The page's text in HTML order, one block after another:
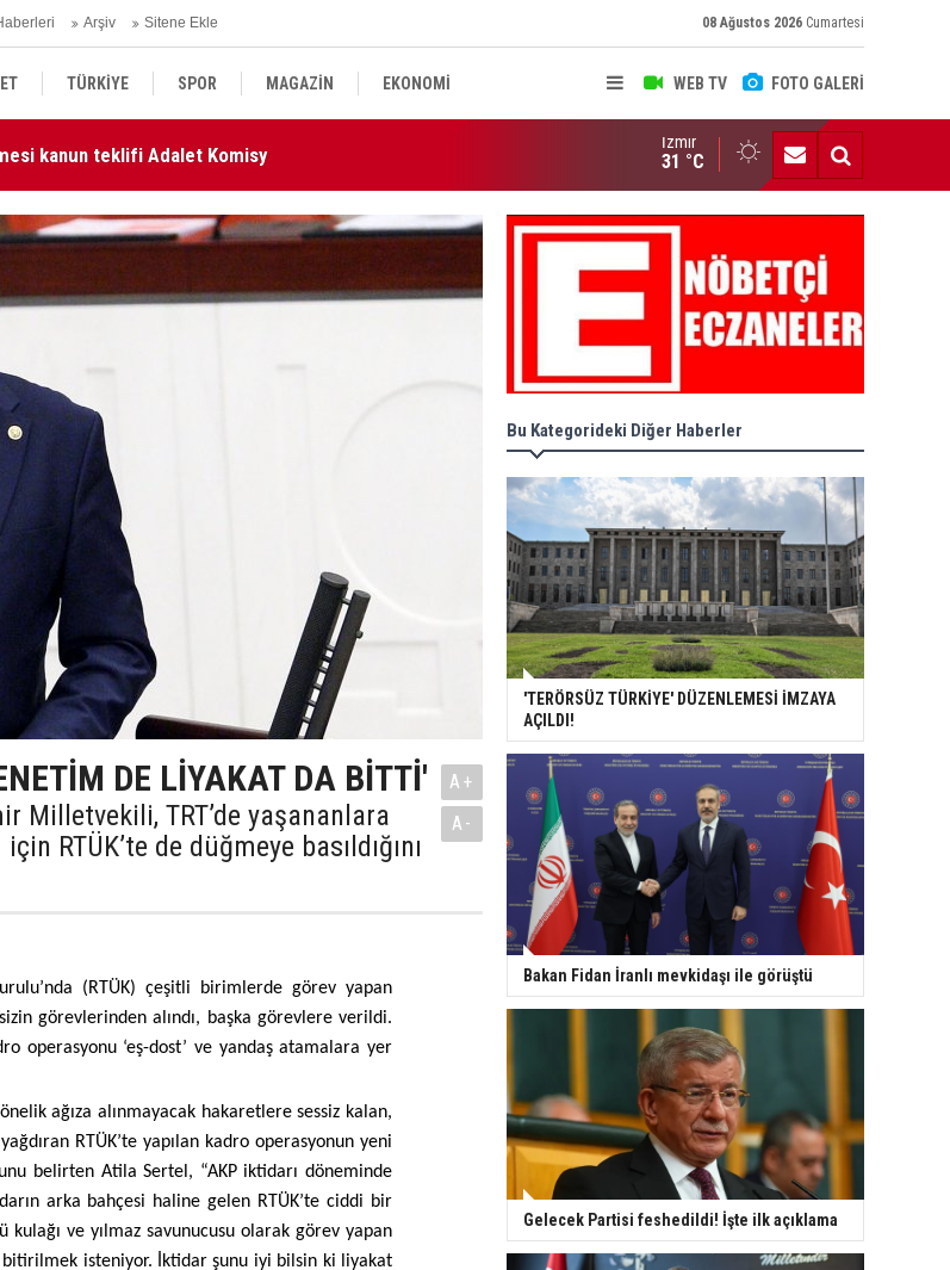
Arşiv Sitene Ekle 08 Ağustos 2026 Cumartesi
WEB TV FOTO GALERİ
TÜRKİYE SPOR MAGAZİN EKONOMİ
DÜNYA SAĞLIK ANAYASA MAHKEMESİ KARARLARI R. GAZETE'DE
İzmir
31 °C
DE LİYAKAT DA BİTTİ'
Milletvekili, TRT’de yaşananlara
RTÜK’te de düğmeye basıldığını
A+
A-
(RTÜK) çeşitli birimlerde görev yapan
görevlerinden alındı, başka görevlere verildi.
operasyonu ‘eş-dost’ ve yandaş atamalara yer
ağıza alınmayacak hakaretlere sessiz kalan,
RTÜK’te yapılan kadro operasyonun yeni
belirten Atila Sertel, “AKP iktidarı döneminde
arka bahçesi haline gelen RTÜK’te ciddi bir
kulağı ve yılmaz savunucusu olarak görev yapan
isteniyor. İktidar şunu iyi bilsin ki liyakat
Bu Kategorideki Diğer Haberler
'TERÖRSÜZ TÜRKİYE' DÜZENLEMESİ İMZAYA
AÇILDI!
Bakan Fidan İranlı mevkidaşı ile görüştü
Gelecek Partisi feshedildi! İşte ilk açıklama